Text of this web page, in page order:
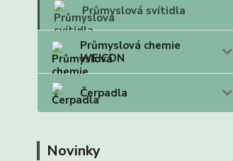
Průmyslová svítidla
Průmyslová chemie
WEICON
Čerpadla
Novinky